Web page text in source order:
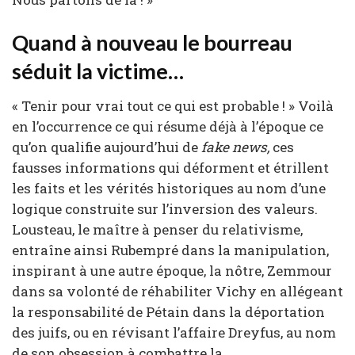
Quand à nouveau le bourreau
séduit la victime…
« Tenir pour vrai tout ce qui est probable ! » Voilà
en l’occurrence ce qui résume déjà à l’époque ce
qu’on qualifie aujourd’hui defake news, ces
fausses informations qui déforment et étrillent
les faits et les vérités historiques au nom d’une
logique construite sur l’inversion des valeurs.
Lousteau, le maître à penser du relativisme,
entraîne ainsi Rubempré dans la manipulation,
inspirant à une autre époque, la nôtre, Zemmour
dans sa volonté de réhabiliter Vichy en allégeant
la responsabilité de Pétain dans la déportation
des juifs, ou en révisant l’affaire Dreyfus, au nom